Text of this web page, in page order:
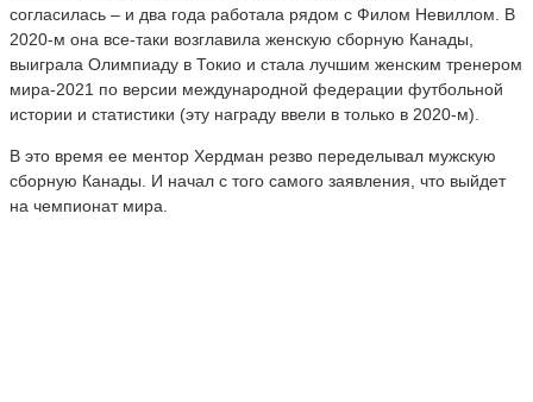
согласилась – и два года работала рядом с Филом Невиллом. В
2020-м она все-таки возглавила женскую сборную Канады,
выиграла Олимпиаду в Токио и стала лучшим женским тренером
мира-2021 по версии международной федерации футбольной
истории и статистики (эту награду ввели в только в 2020-м).
В это время ее ментор Хердман резво переделывал мужскую
сборную Канады. И начал с того самого заявления, что выйдет
на чемпионат мира.